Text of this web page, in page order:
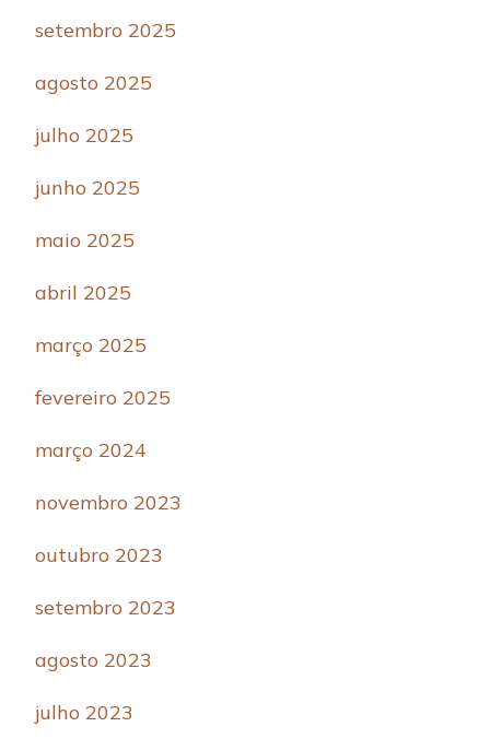
setembro 2025
agosto 2025
julho 2025
junho 2025
maio 2025
abril 2025
março 2025
fevereiro 2025
março 2024
novembro 2023
outubro 2023
setembro 2023
agosto 2023
julho 2023